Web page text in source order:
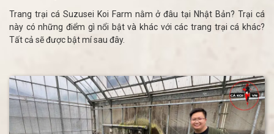
Trang trại cá Suzusei Koi Farm nằm ở đâu tại Nhật Bản? Trại cá
này có những điểm gì nổi bật và khác với các trang trại cá khác?
Tất cả sẽ được bật mí sau đây.